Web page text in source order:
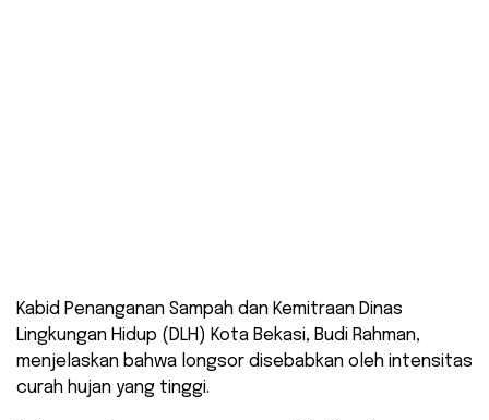
Kabid Penanganan Sampah dan Kemitraan Dinas
Lingkungan Hidup (DLH) Kota Bekasi, Budi Rahman,
menjelaskan bahwa longsor disebabkan oleh intensitas
curah hujan yang tinggi.